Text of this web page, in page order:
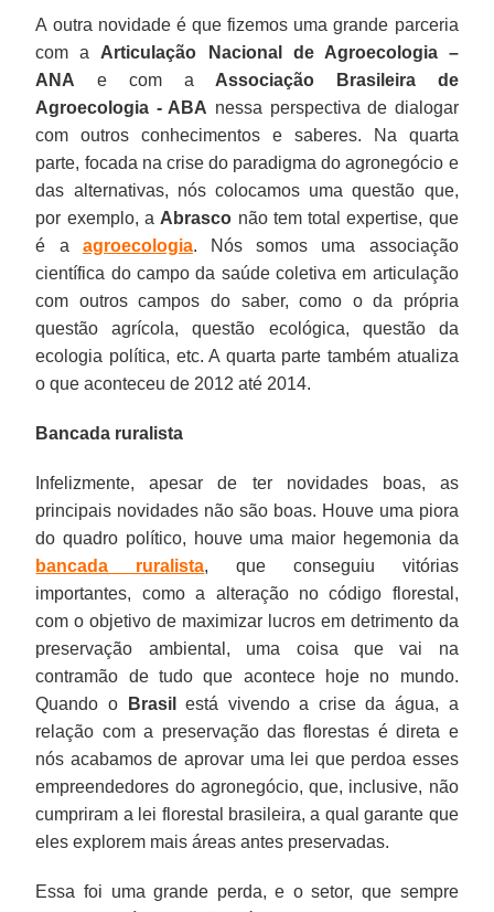
A outra novidade é que fizemos uma grande parceria
com a Articulação Nacional de Agroecologia –
ANA e com a Associação Brasileira de
Agroecologia - ABA nessa perspectiva de dialogar
com outros conhecimentos e saberes. Na quarta
parte, focada na crise do paradigma do agronegócio e
das alternativas, nós colocamos uma questão que,
por exemplo, a Abrasco não tem total expertise, que
é a agroecologia. Nós somos uma associação
científica do campo da saúde coletiva em articulação
com outros campos do saber, como o da própria
questão agrícola, questão ecológica, questão da
ecologia política, etc. A quarta parte também atualiza
o que aconteceu de 2012 até 2014.
Bancada ruralista
Infelizmente, apesar de ter novidades boas, as
principais novidades não são boas. Houve uma piora
do quadro político, houve uma maior hegemonia da
bancada ruralista, que conseguiu vitórias
importantes, como a alteração no código florestal,
com o objetivo de maximizar lucros em detrimento da
preservação ambiental, uma coisa que vai na
contramão de tudo que acontece hoje no mundo.
Quando o
Brasil
está vivendo a crise da água, a
relação com a preservação das florestas é direta e
nós acabamos de aprovar uma lei que perdoa esses
empreendedores do agronegócio, que, inclusive, não
cumpriram a lei florestal brasileira, a qual garante que
eles explorem mais áreas antes preservadas.
Essa foi uma grande perda, e o setor, que sempre